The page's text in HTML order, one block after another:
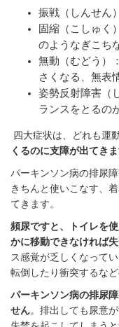
振戦（しんせん
固縮（こしゅく
のようなぎこち
無動（むどう）
さくなる、無表
姿勢反射障害（
ランスをとるの
四大症状は、どれも運
くるのに支障が出てき
パーキンソン病の排尿
きちんと使いこなす、
てきます。
頻尿ですと、トイレを
かに移動できなければ
ス感覚が乏しくなって
転倒したり衝突するな
パーキンソン病の排尿
せん。排出しても尿意